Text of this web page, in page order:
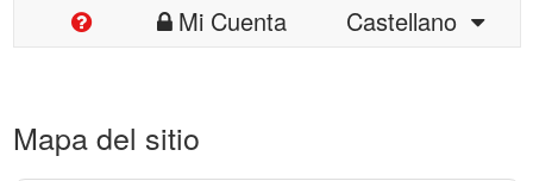
Mi Cuenta
Castellano
Mapa del sitio